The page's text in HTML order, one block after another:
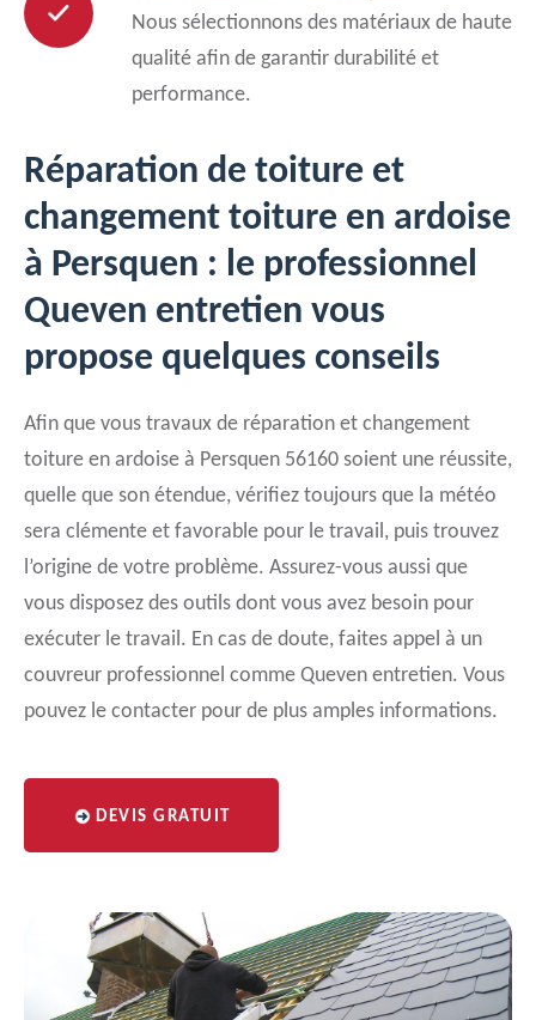
Nous sélectionnons des matériaux de haute
qualité afin de garantir durabilité et
performance.
Réparation de toiture et
changement toiture en ardoise
à Persquen : le professionnel
Queven entretien vous
propose quelques conseils
Afin que vous travaux de réparation et changement
toiture en ardoise à Persquen 56160 soient une réussite,
quelle que son étendue, vérifiez toujours que la météo
sera clémente et favorable pour le travail, puis trouvez
l’origine de votre problème. Assurez-vous aussi que
vous disposez des outils dont vous avez besoin pour
exécuter le travail. En cas de doute, faites appel à un
couvreur professionnel comme Queven entretien. Vous
pouvez le contacter pour de plus amples informations.
DEVIS GRATUIT